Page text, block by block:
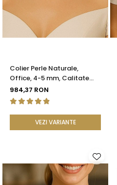
Colier Perle Naturale,
Office, 4-5 mm, Calitate
AAA, Aur 14K | KASKADDA®
984,37 RON
VEZI VARIANTE